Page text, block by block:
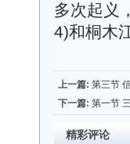
多次起义
4)和桐木
上一篇: 第三节
下一篇: 第一节
精彩评论